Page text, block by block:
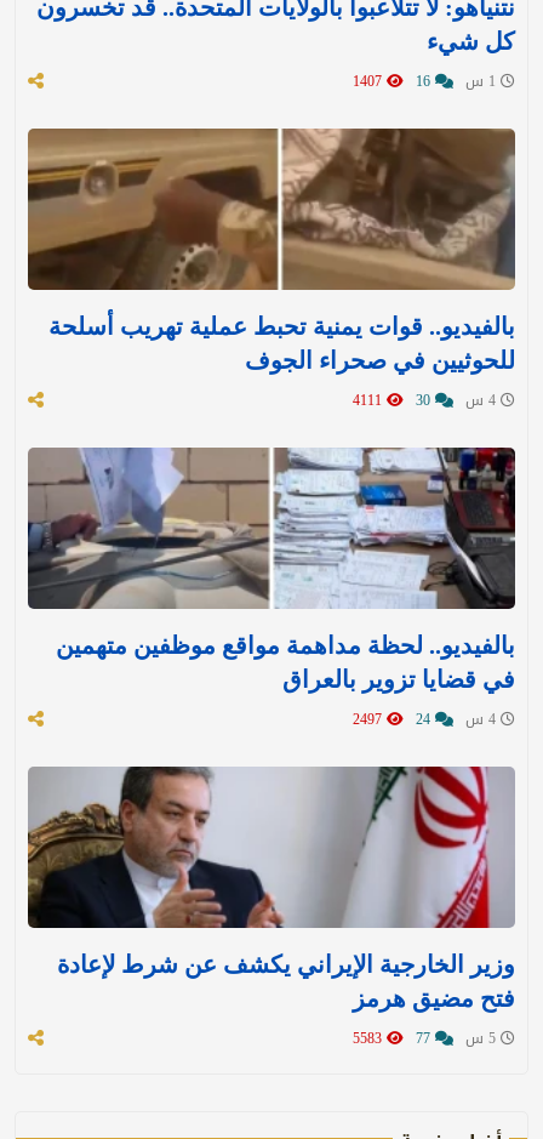
نتنياهو: لا تتلاعبوا بالولايات المتحدة.. قد تخسرون
كل شيء
بالفيديو.. قوات يمنية تحبط عملية تهريب أسلحة
للحوثيين في صحراء الجوف
بالفيديو.. لحظة مداهمة مواقع موظفين متهمين
في قضايا تزوير بالعراق
وزير الخارجية الإيراني يكشف عن شرط لإعادة
فتح مضيق هرمز